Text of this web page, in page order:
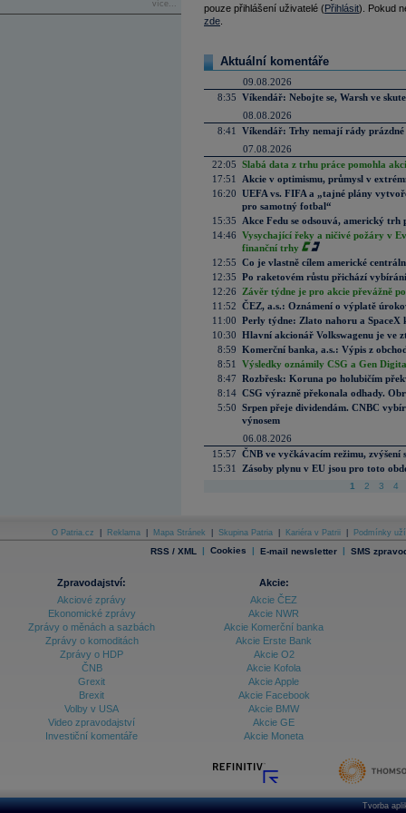
více...
pouze přihlášení uživatelé (Přihlásit). Pokud
zde
Aktuální komentáře
09.08.2026
8:35 Víkendář: Nebojte se, Warsh ve
08.08.2026
8:41
Víkendář: Trhy nemají rády prázdné
07.08.2026
22:05 Slabá data z trhu práce pomohla
17:51
Akcie v optimismu, průmysl v
16:20 UEFA vs. FIFA a „tajné plány
pro samotný fotbal“
15:35
Akce Fedu se odsouvá, americký
14:46 Vysychající řeky a ničivé požáry v
finanční trhy
12:55 Co je vlastně cílem americké
12:35 Po raketovém růstu přichází
12:26
Závěr týdne je pro akcie převážně
11:52 ČEZ, a.s.: Oznámení o výplatě
11:00 Perly týdne: Zlato nahoru a SpaceX
10:30 Hlavní akcionář Volkswagenu je ve
8:59 Komerční banka, a.s.: Výpis z
8:51
Výsledky oznámily CSG a Gen
8:47 Rozbřesk: Koruna po holubičím
8:14 CSG výrazně překonala odhady.
5:50 Srpen přeje dividendám. CNBC
výnosem
06.08.2026
15:57 ČNB ve vyčkávacím režimu, zvýšení
15:31
Zásoby plynu v EU jsou pro toto
1 2 3 4
O Patria.cz Reklama Mapa Stránek Skupina Patria Kariéra v Patrii Podmínky
RSS / XML | Cookies | E-mail newsletter | SMS
Zpravodajství:
Akciové zprávy
Ekonomické zprávy
Zprávy o měnách a sazbách
Zprávy o komoditách
Zprávy o HDP
ČNB
Grexit
Brexit
Volby v USA
Video zpravodajství
Investiční komentáře
Akcie:
Akcie ČEZ
Akcie NWR
Akcie Komerční banka
Akcie Erste Bank
Akcie O2
Akcie Kofola
Akcie Apple
Akcie Facebook
Akcie BMW
Akcie GE
Akcie Moneta
Tvorba